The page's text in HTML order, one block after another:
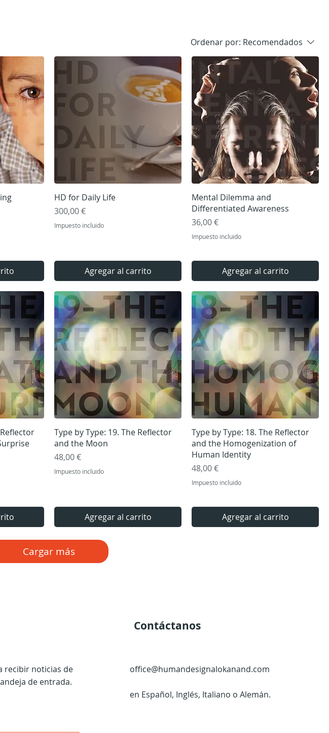
Ordenar por: Recomendados
Vista rápida
HD for Daily Life
Precio
300,00 €
Impuesto incluido
Agregar al carrito
Vista rápida
Mental Dilemma and
Differentiated Awareness
Precio
36,00 €
Impuesto incluido
Agregar al carrito
Vista rápida
Type by Type: 19. The Reflector
and the Moon
Precio
48,00 €
Impuesto incluido
Agregar al carrito
Vista rápida
Type by Type: 18. The Reflector
and the Homogenization of
Human Identity
Precio
48,00 €
Impuesto incluido
Agregar al carrito
Cargar más
recibir noticias de
de entrada.
Contáctanos
office@humandesignalokanand.com
en Español, Inglés, Italiano o Alemán.